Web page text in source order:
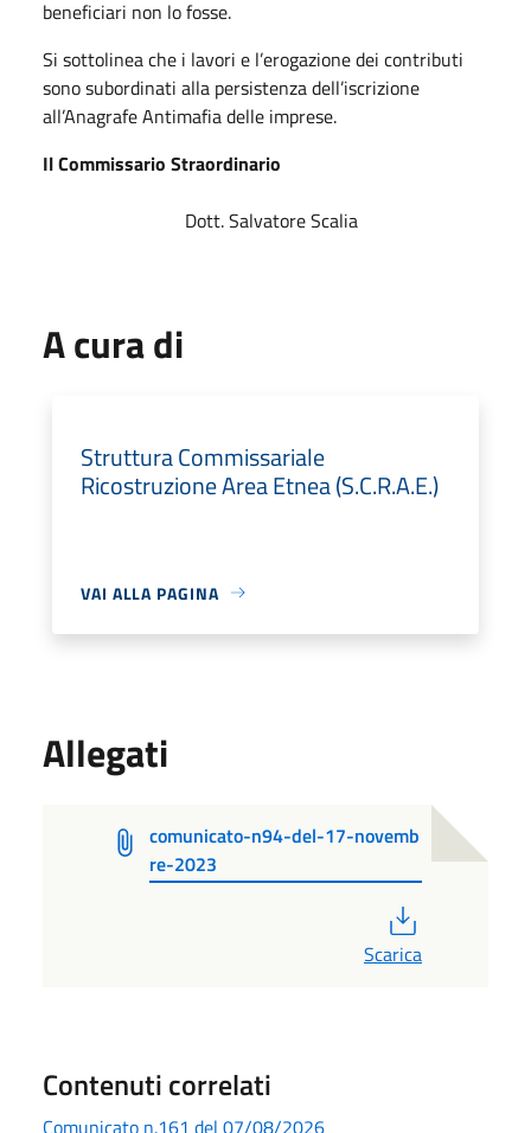
beneficiari non lo fosse.
Si sottolinea che i lavori e l’erogazione dei contributi
sono subordinati alla persistenza dell’iscrizione
all’Anagrafe Antimafia delle imprese.
Il Commissario Straordinario
Dott. Salvatore Scalia
A cura di
Struttura Commissariale
Ricostruzione Area Etnea (S.C.R.A.E.)
VAI ALLA PAGINA
Allegati
comunicato-n94-del-17-novemb
re-2023
Scarica
Contenuti correlati
Comunicato n.161 del 07/08/2026